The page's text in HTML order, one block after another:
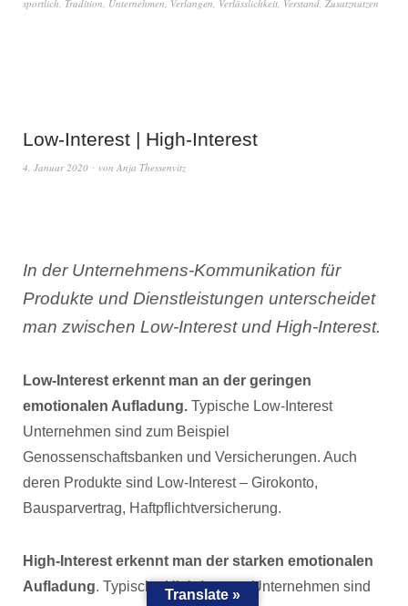
sportlich, Tradition, Unternehmen, Verlangen, Verlässlichkeit, Verstand, Zusatznutzen
Low-Interest | High-Interest
4. Januar 2020 von Anja Thessenvitz
In der Unternehmens-Kommunikation für
Produkte und Dienstleistungen unterscheidet
man zwischen Low-Interest und High-Interest.
Low-Interest erkennt man an der geringen
emotionalen Aufladung. Typische Low-Interest
Unternehmen sind zum Beispiel
Genossenschaftsbanken und Versicherungen. Auch
deren Produkte sind Low-Interest – Girokonto,
Bausparvertrag, Haftpflichtversicherung.
High-Interest erkennt man der starken emotionalen
Aufladung. Typische High-Interest Unternehmen sind
Translate »